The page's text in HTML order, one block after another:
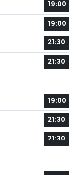
19:00
19:00
21:30
21:30
19:00
21:30
21:30